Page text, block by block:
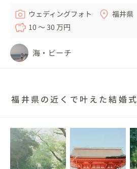
ウェディングフォト
福井県
10 〜 30 万円
海・ビーチ
福井県の近くで叶えた結婚式